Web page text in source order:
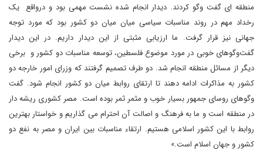
منطقه ای گفت وگو کردند. دیدار انجام شده نشست مهمی بود و درواقع یک
رخداد مهم در روند مناسبات سیاسی میان میان دو کشور بود که مورد توجه
جهانی نیز قرار گرفت. ما ارزیابی مثبتی از این دیدار داریم. در این دیدار
گفت‌وگوهای خوبی در مورد موضوع فلسطین، توسعه مناسبات دو کشور و برخی
دیگر از مسائل منطقه انجام شد. دو طرف تصمیم گرفتند که وزرای امور خارجه دو
کشور به مذاکرات ادامه دهند تا ارتقای روابط میان دو کشور انجام شود. گفت
وگوهای روسای جمهور بسیار خوب و مثمر ثمر بوده است. مصر کشوری ریشه دار
در منطقه است و ما به فرهنگ و اصالت آن احترام می گذاریم و خواستار بهترین
روابط با این کشور اسلامی هستیم. ارتقاء مناسبات بین ایران و مصر به نفع دو
کشور و جهان اسلام است.»